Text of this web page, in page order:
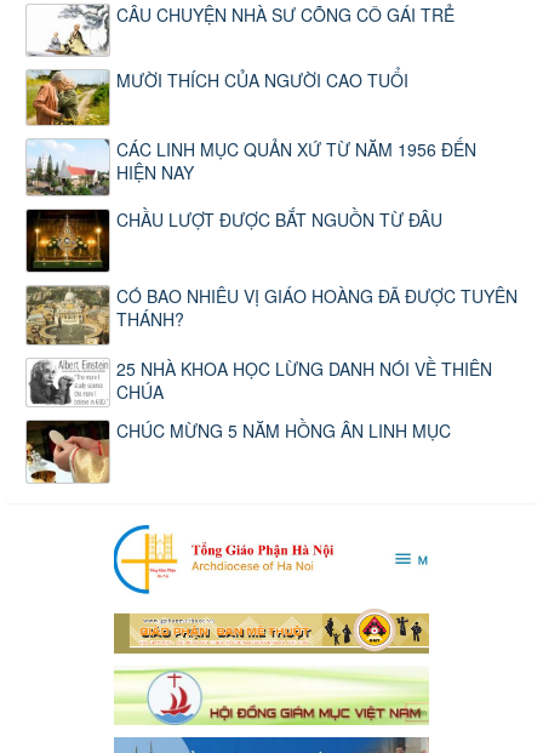
CÂU CHUYỆN NHÀ SƯ CÕNG CÔ GÁI TRẺ
MƯỜI THÍCH CỦA NGƯỜI CAO TUỔI
CÁC LINH MỤC QUẢN XỨ TỪ NĂM 1956 ĐẾN
HIỆN NAY
CHẦU LƯỢT ĐƯỢC BẮT NGUỒN TỪ ĐÂU
CÓ BAO NHIÊU VỊ GIÁO HOÀNG ĐÃ ĐƯỢC TUYÊN
THÁNH?
25 NHÀ KHOA HỌC LỪNG DANH NÓI VỀ THIÊN
CHÚA
CHÚC MỪNG 5 NĂM HỒNG ÂN LINH MỤC